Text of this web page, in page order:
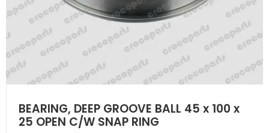
BEARING, DEEP GROOVE BALL 45 x 100 x
25 OPEN C/W SNAP RING